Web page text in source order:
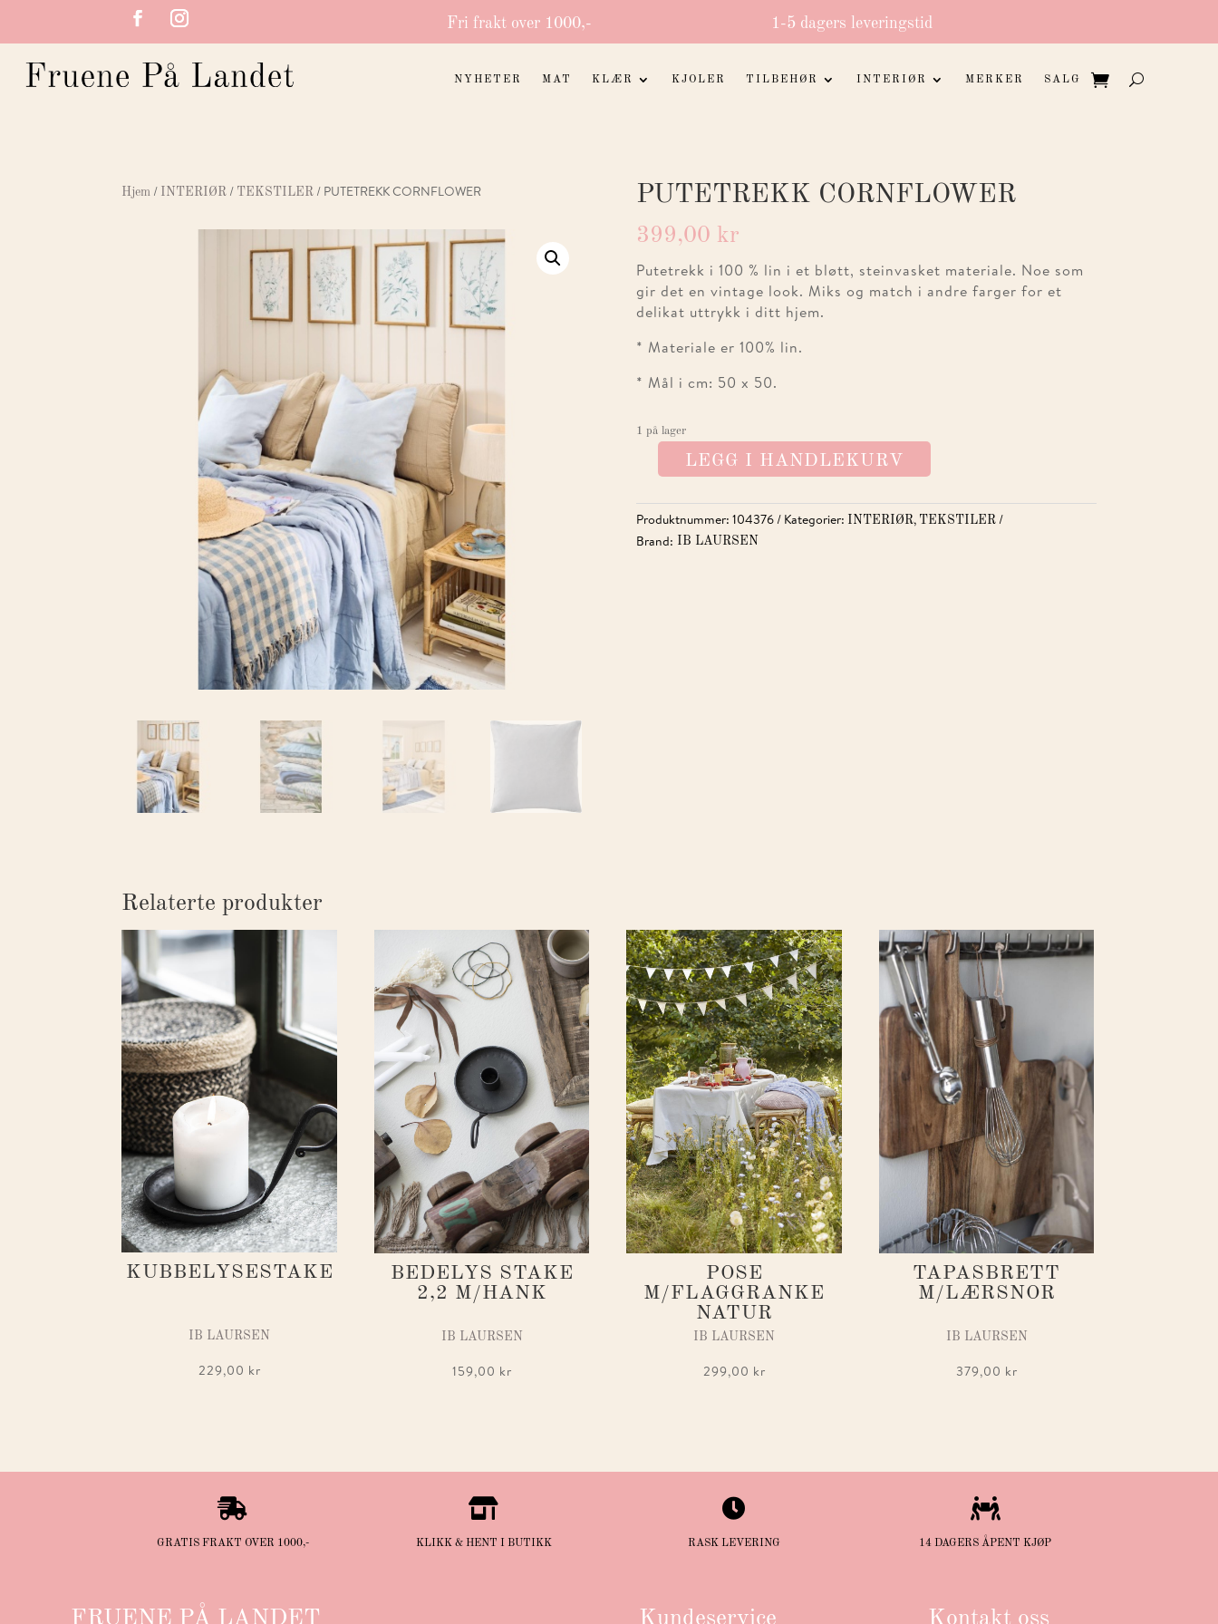
Fri frakt over 1000,- 1-5 dagers leveringstid
NYHETER MAT KLÆR KJOLER TILBEHØR INTERIØR MERKER SALG
Hjem / INTERIØR / TEKSTILER / PUTETREKK CORNFLOWER PUTETREKK CORNFLOWER
399,00 kr
Putetrekk i 100 % lin i et bløtt, steinvasket materiale. Noe som
gir det en vintage look. Miks og match i andre farger for et
delikat uttrykk i ditt hjem.
* Materiale er 100% lin.
* Mål i cm: 50 x 50.
1 på lager
PUTETREKKLEGG I HANDLEKURV
Produktnummer: 104376 Kategorier: INTERIØR, TEKSTILER
Brand: IB LAURSEN
Relaterte produkter
KUBBELYSESTAKE
IB LAURSEN
229,00 kr
BEDELYS STAKE
2,2 M/HANK
IB LAURSEN
159,00 kr
POSE
M/FLAGGRANKE
NATUR
IB LAURSEN
299,00 kr
TAPASBRETT
M/LÆRSNOR
IB LAURSEN
379,00 kr

GRATIS FRAKT OVER 1000,-

KLIKK & HENT I BUTIKK

RASK LEVERING

14 DAGERS ÅPENT KJØP
FRUENE PÅ LANDET Kundeservice Kontakt oss